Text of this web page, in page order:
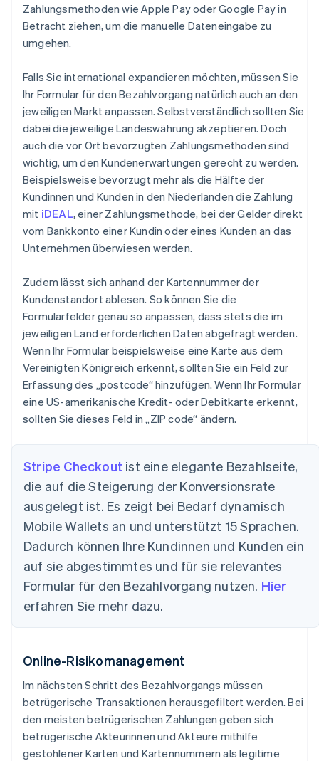
Zahlungsmethoden wie Apple Pay oder Google Pay in
Betracht ziehen, um die manuelle Dateneingabe zu
umgehen.
Falls Sie international expandieren möchten, müssen Sie
Ihr Formular für den Bezahlvorgang natürlich auch an den
jeweiligen Markt anpassen. Selbstverständlich sollten Sie
dabei die jeweilige Landeswährung akzeptieren. Doch
auch die vor Ort bevorzugten Zahlungsmethoden sind
wichtig, um den Kundenerwartungen gerecht zu werden.
Beispielsweise bevorzugt mehr als die Hälfte der
Kundinnen und Kunden in den Niederlanden die Zahlung
mit iDEAL, einer Zahlungsmethode, bei der Gelder direkt
vom Bankkonto einer Kundin oder eines Kunden an das
Unternehmen überwiesen werden.
Zudem lässt sich anhand der Kartennummer der
Kundenstandort ablesen. So können Sie die
Formularfelder genau so anpassen, dass stets die im
jeweiligen Land erforderlichen Daten abgefragt werden.
Wenn Ihr Formular beispielsweise eine Karte aus dem
Vereinigten Königreich erkennt, sollten Sie ein Feld zur
Erfassung des „postcode“ hinzufügen. Wenn Ihr Formular
eine US-amerikanische Kredit- oder Debitkarte erkennt,
sollten Sie dieses Feld in „ZIP code“ ändern.
Stripe Checkout ist eine elegante Bezahlseite,
die auf die Steigerung der Konversionsrate
ausgelegt ist. Es zeigt bei Bedarf dynamisch
Mobile Wallets an und unterstützt 15 Sprachen.
Dadurch können Ihre Kundinnen und Kunden ein
auf sie abgestimmtes und für sie relevantes
Formular für den Bezahlvorgang nutzen. Hier
erfahren Sie mehr dazu.
Online-Risikomanagement
Im nächsten Schritt des Bezahlvorgangs müssen
betrügerische Transaktionen herausgefiltert werden. Bei
den meisten betrügerischen Zahlungen geben sich
betrügerische Akteurinnen und Akteure mithilfe
gestohlener Karten und Kartennummern als legitime